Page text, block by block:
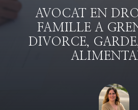
AVOCAT EN
FAMILLE A
DIVORCE,